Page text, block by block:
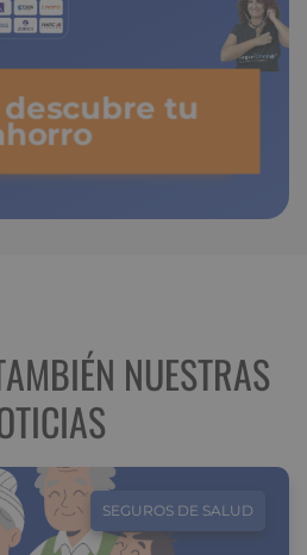
descubre tu
NUESTRAS
SEGUROS DE SALUD